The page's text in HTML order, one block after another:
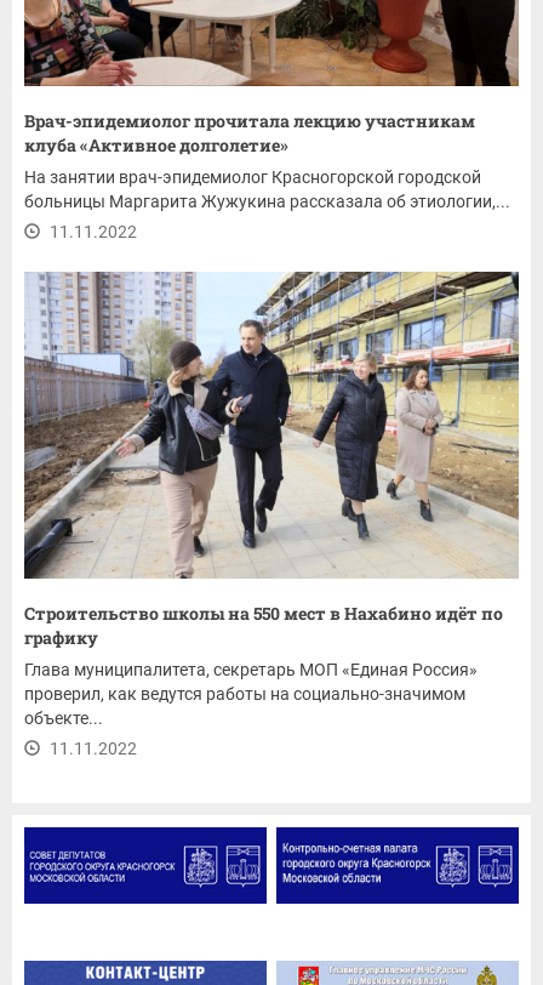
Врач-эпидемиолог прочитала лекцию участникам
клуба «Активное долголетие»
На занятии врач-эпидемиолог Красногорской городской
больницы Маргарита Жужукина рассказала об этиологии,...
11.11.2022
Строительство школы на 550 мест в Нахабино идёт по
графику
Глава муниципалитета, секретарь МОП «Единая Россия»
проверил, как ведутся работы на социально-значимом
объекте...
11.11.2022